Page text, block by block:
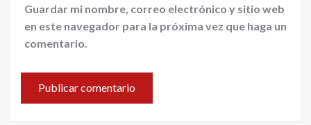
Guardar mi nombre, correo electrónico y sitio web
en este navegador para la próxima vez que haga un
comentario.